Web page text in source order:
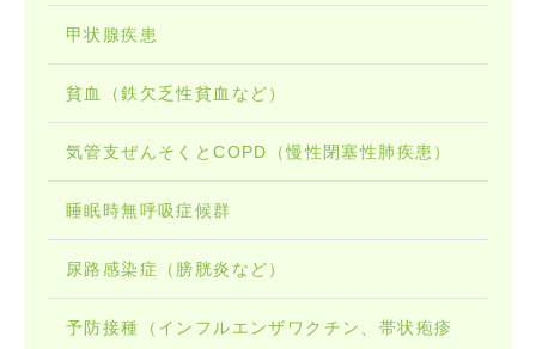
甲状腺疾患
貧血（鉄欠乏性貧血など）
気管支ぜんそくとCOPD（慢性閉塞性肺疾患）
睡眠時無呼吸症候群
尿路感染症（膀胱炎など）
予防接種（インフルエンザワクチン、帯状疱疹